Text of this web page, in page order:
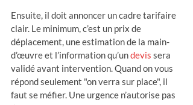
Ensuite, il doit annoncer un cadre tarifaire
clair. Le minimum, c’est un prix de
déplacement, une estimation de la main-
d’œuvre et l’information qu’un devis sera
validé avant intervention. Quand on vous
répond seulement "on verra sur place", il
faut se méfier. Une urgence n’autorise pas